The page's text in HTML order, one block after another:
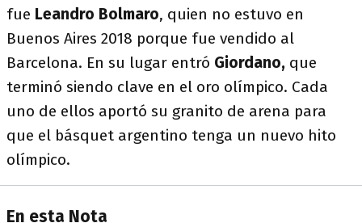
fue Leandro Bolmaro, quien no estuvo en
Buenos Aires 2018 porque fue vendido al
Barcelona. En su lugar entró Giordano, que
terminó siendo clave en el oro olímpico. Cada
uno de ellos aportó su granito de arena para
que el básquet argentino tenga un nuevo hito
olímpico.
En esta Nota